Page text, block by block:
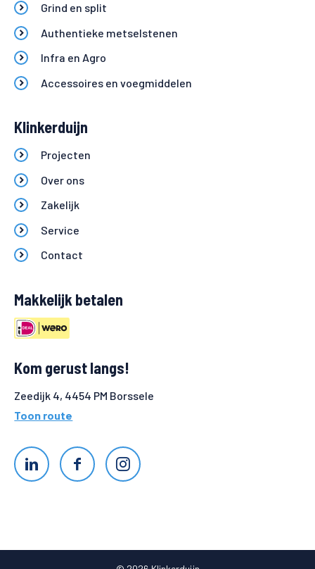
Grind en split
Authentieke metselstenen
Infra en Agro
Accessoires en voegmiddelen
Klinkerduijn
Projecten
Over ons
Zakelijk
Service
Contact
Makkelijk betalen
Kom gerust langs!
Zeedijk 4, 4454 PM Borssele
Toon route